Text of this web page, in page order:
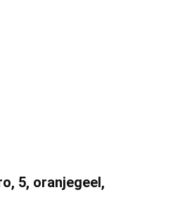
5, oranjegeel,